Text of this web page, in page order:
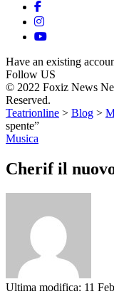
Have an existing
Follow US
© 2022 Foxiz News
Reserved.
Teatrionline > Blog >
spente”
Musica
Cherif il
Ultima modifica: 11